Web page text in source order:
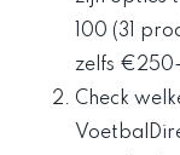
100 (31
zelfs
Check